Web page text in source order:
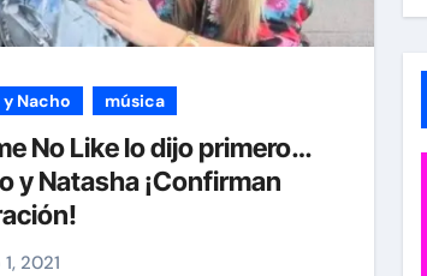
Nacho música
No Like lo dijo primero…
y Natasha ¡Confirman
2021